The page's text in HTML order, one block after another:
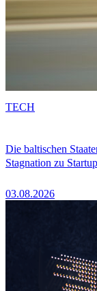
Die baltischen
Stagnation zu
03.08.2026
TECH